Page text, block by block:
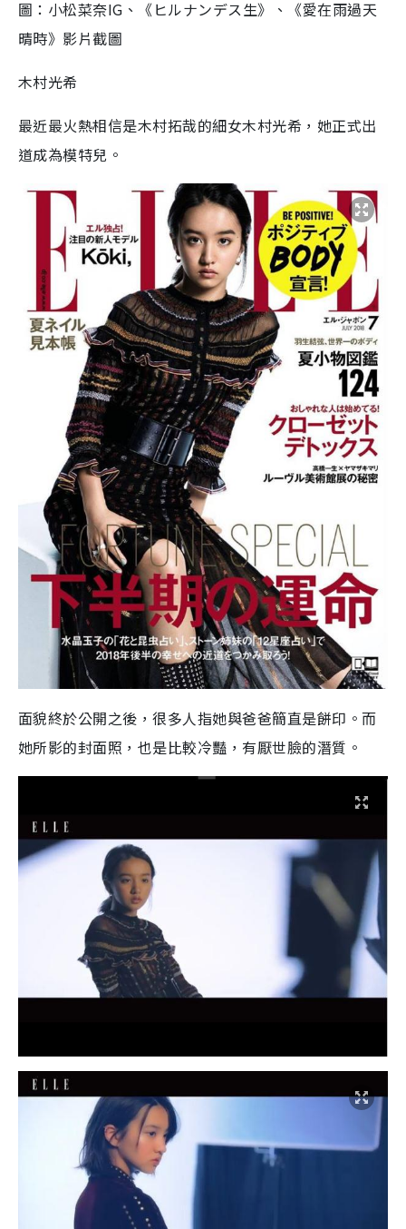
圖：小松菜奈IG、《ヒルナンデス生》、《愛在雨過天
晴時》影片截圖
木村光希
最近最火熱相信是木村拓哉的細女木村光希，她正式出
道成為模特兒。
面貌終於公開之後，很多人指她與爸爸簡直是餅印。而
她所影的封面照，也是比較冷豔，有厭世臉的潛質。